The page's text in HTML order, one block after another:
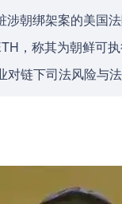
朝绑架案的美国
，称其为朝鲜可
链下司法风险与